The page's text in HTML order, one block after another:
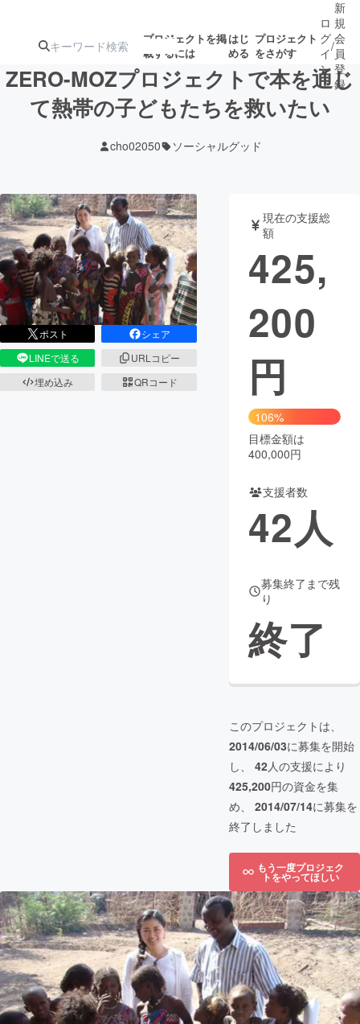
プロジェクトを掲
載するには
はじ
める
プロジェクト
をさがす
ジェクト
ロジェクト
アート・写真 音楽
テクノロジー・ガジェット ゲーム・サ
映像・映画
ビジネス・起業
まちづくり・地域活性化
CAMPFIRE Creation
コミュニティ
ロ
グ
イ
ン
/
新
規
会
員
登
録
ZERO-MOZプロジェクトで本を通じ
て熱帯の子どもたちを救いたい
cho02050 ソーシャルグッド
ポスト
シェア
LINEで送る
URLコピー
埋め込み
QRコード
現在の支援総
額
425,
200
円
106%
目標金額は
400,000円
支援者数
42人
募集終了まで残
り
終了
このプロジェクトは、
2014/06/03に募集を開始
し、 42人の支援により
425,200円の資金を集
め、 2014/07/14に募集を
終了しました
もう一度プロジェク
トをやってほしい